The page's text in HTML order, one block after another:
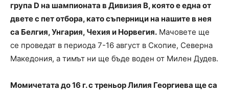
група D на шампионата в Дивизия B, която е една от
двете с пет отбора, като съперници на нашите в нея
са Белгия, Унгария, Чехия и Норвегия. Мачовете ще
се проведат в периода 7-16 август в Скопие, Северна
Македония, а тимът ни ще бъде воден от Милен Дудев.
Момичетата до 16 г. с треньор Лилия Георгиева ще са